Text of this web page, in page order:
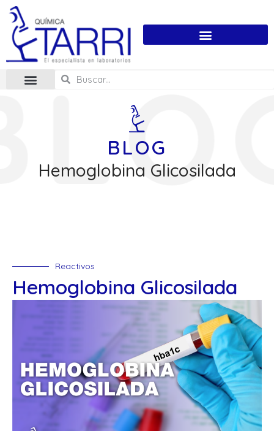
BLOG
Hemoglobina Glicosilada
Reactivos
Hemoglobina Glicosilada